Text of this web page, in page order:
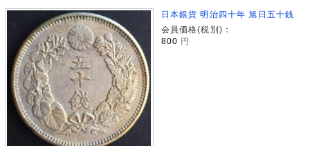
日本銀貨 明治四十年 旭日五十銭
会員価格(税別)：
800 円